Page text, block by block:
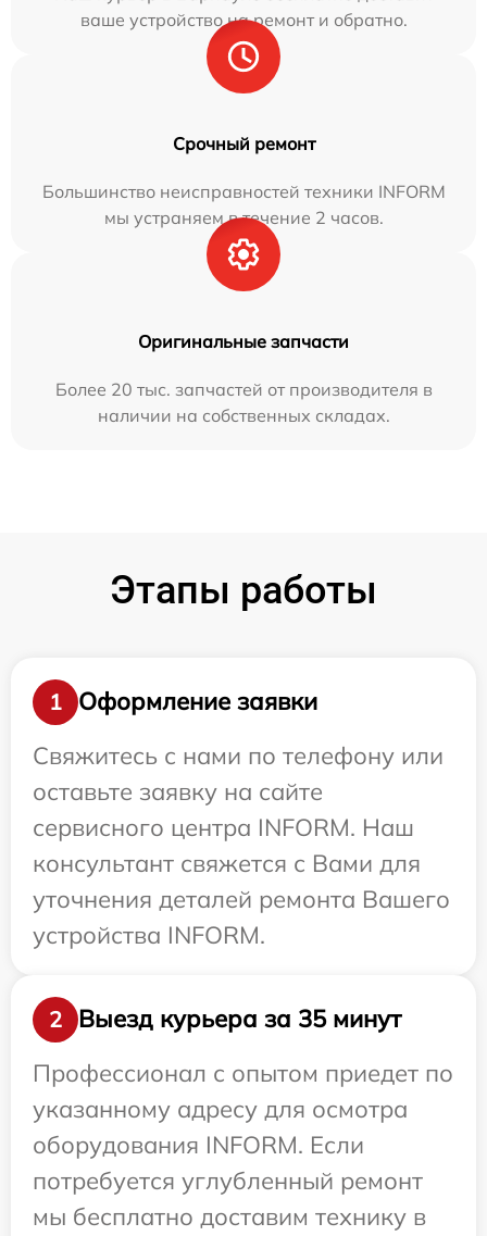
ваше устройство на ремонт и обратно.
Срочный ремонт
Большинство неисправностей техники INFORM
мы устраняем в течение 2 часов.
Оригинальные запчасти
Более 20 тыс. запчастей от производителя в
наличии на собственных складах.
Этапы работы
1
Оформление заявки
Свяжитесь с нами по телефону или
оставьте заявку на сайте
сервисного центра INFORM. Наш
консультант свяжется с Вами для
уточнения деталей ремонта Вашего
устройства INFORM.
2
Выезд курьера за 35 минут
Профессионал с опытом приедет по
указанному адресу для осмотра
оборудования INFORM. Если
потребуется углубленный ремонт
мы бесплатно доставим технику в